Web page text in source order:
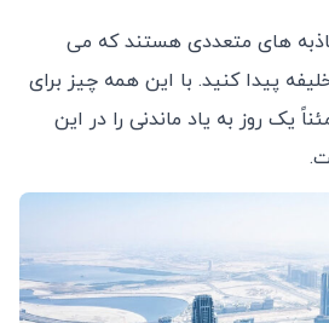
های متعددی هستند که می
پیدا کنید. با این همه چیز برای
یک روز به یاد ماندنی را در این